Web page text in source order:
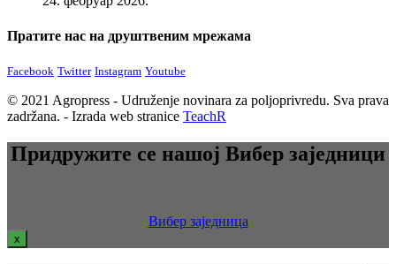
Пратите нас на друштвеним мрежама
Facebook Twitter Instagram Youtube
© 2021 Agropress - Udruženje novinara za poljoprivredu. Sva prava
zadržana. - Izrada web stranice TeachR
Придружите се нашој Вибер заједници
Вибер заједница
x